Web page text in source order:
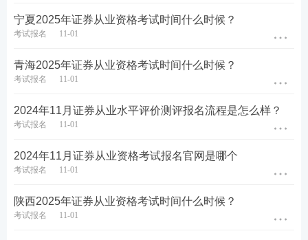
报名条件
学历;
3.或具有高中或相当于
三十六个月以上工作经
历;
资咨询公司等证券行业
机构已开具录用通知的
5.具有完全民事行为能
一般业务水平评价测试
达到基本要求且在有效
司董事、监事、高级管
规则》第十条规定的相
业务水平评价测试。
【超全资料包
宁夏2025年证券从业资格考试时间什么时候？
考试报名 11-01
青海2025年证券从业资格考试时间什么时候？
考试报名 11-01
2024年11月证券从业水平评价测评报名流程是怎么样？
考试报名 11-01
2024年11月证券从业资格考试报名官网是哪个
考试报名 11-01
陕西2025年证券从业资格考试时间什么时候？
考试报名 11-01